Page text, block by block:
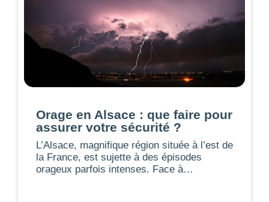
Orage en Alsace : que faire pour
assurer votre sécurité ?
L’Alsace, magnifique région située à l’est de
la France, est sujette à des épisodes
orageux parfois intenses. Face à…